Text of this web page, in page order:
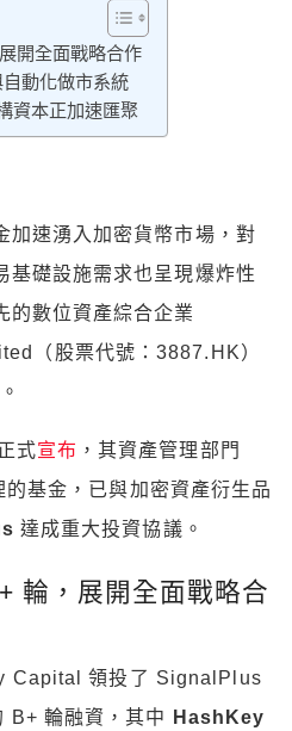
開全面戰略合作
動化做市系統
資本正加速匯聚
加速湧入加密貨幣市場，對
基礎設施需求也呈現爆炸性
的數位資產綜合企業
（股票代號：3887.HK）
式宣布 ，其資產管理部門
基金，已與加密資產衍生品
達成重大投資協議。
輪，展開全面戰略合
Capital 領投了 SignalPlus
B+ 輪融資，其中
HashKey